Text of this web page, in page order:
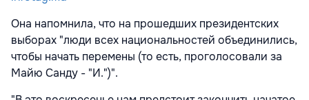
Она напомнила, что на прошедших президентских
выборах "люди всех национальностей объединились,
чтобы начать перемены (то есть, проголосовали за
Майю Санду - "И.")".